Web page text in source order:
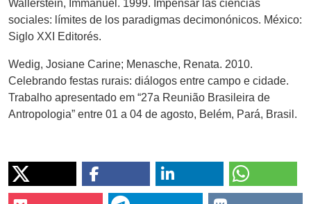
Wallerstein, Immanuel. 1999. Impensar las ciencias
sociales: límites de los paradigmas decimonónicos. México:
Siglo XXI Editorés.
Wedig, Josiane Carine; Menasche, Renata. 2010.
Celebrando festas rurais: diálogos entre campo e cidade.
Trabalho apresentado em “27a Reunião Brasileira de
Antropologia” entre 01 a 04 de agosto, Belém, Pará, Brasil.